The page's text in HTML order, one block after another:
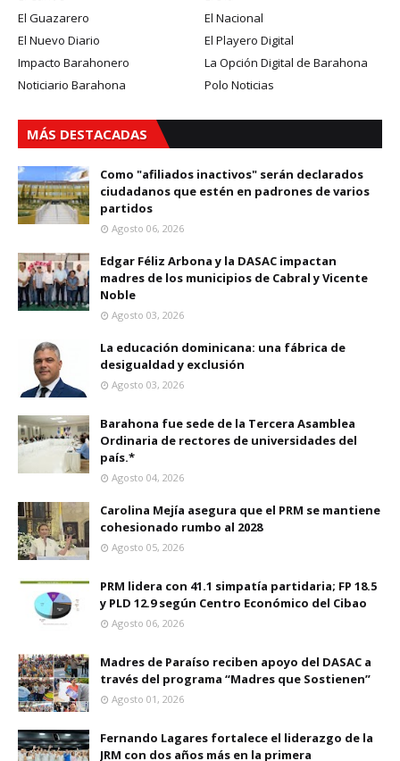
El Guazarero
El Nacional
El Nuevo Diario
El Playero Digital
Impacto Barahonero
La Opción Digital de Barahona
Noticiario Barahona
Polo Noticias
MÁS DESTACADAS
Como "afiliados inactivos" serán declarados
ciudadanos que estén en padrones de varios
partidos
Agosto 06, 2026
Edgar Féliz Arbona y la DASAC impactan
madres de los municipios de Cabral y Vicente
Noble
Agosto 03, 2026
La educación dominicana: una fábrica de
desigualdad y exclusión
Agosto 03, 2026
Barahona fue sede de la Tercera Asamblea
Ordinaria de rectores de universidades del
país.*
Agosto 04, 2026
Carolina Mejía asegura que el PRM se mantiene
cohesionado rumbo al 2028
Agosto 05, 2026
PRM lidera con 41.1 simpatía partidaria; FP 18.5
y PLD 12.9 según Centro Económico del Cibao
Agosto 06, 2026
Madres de Paraíso reciben apoyo del DASAC a
través del programa “Madres que Sostienen”
Agosto 01, 2026
Fernando Lagares fortalece el liderazgo de la
JRM con dos años más en la primera